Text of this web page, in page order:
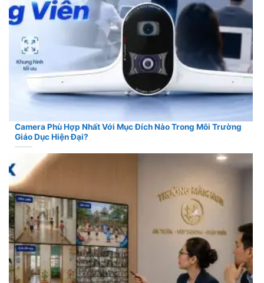
Camera Phù Hợp Nhất Với Mục Đích Nào Trong Môi Trường
Giáo Dục Hiện Đại?